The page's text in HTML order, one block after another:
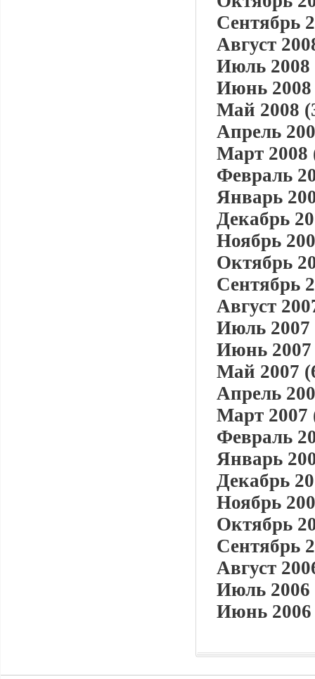
Сентябрь
Август
Июль 2008
Июнь 2008
Май 2008
Апрель
Март 2008
Февраль
Январь
Декабрь
Ноябрь
Октябрь
Сентябрь
Август
Июль 2007
Июнь 2007
Май 2007
Апрель
Март 2007
Февраль
Январь
Декабрь
Ноябрь
Октябрь
Сентябрь
Август
Июль 2006
Июнь 2006